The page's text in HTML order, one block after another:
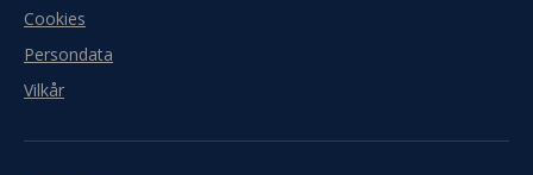
Cookies
Persondata
Vilkår